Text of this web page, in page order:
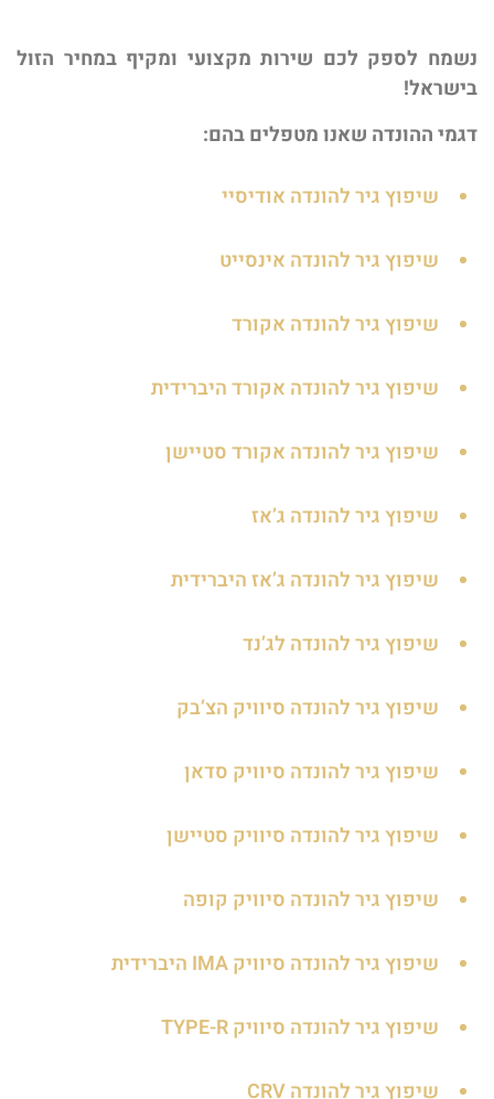
נשמח לספק לכם שירות מקצועי ומקיף במחיר הזול
בישראל!
דגמי ההונדה שאנו מטפלים בהם:
שיפוץ גיר להונדה אודיסיי
שיפוץ גיר להונדה אינסייט
שיפוץ גיר להונדה אקורד
שיפוץ גיר להונדה אקורד היברידית
שיפוץ גיר להונדה אקורד סטיישן
שיפוץ גיר להונדה ג’אז
שיפוץ גיר להונדה ג’אז היברידית
שיפוץ גיר להונדה לג’נד
שיפוץ גיר להונדה סיוויק הצ’בק
שיפוץ גיר להונדה סיוויק סדאן
שיפוץ גיר להונדה סיוויק סטיישן
שיפוץ גיר להונדה סיוויק קופה
שיפוץ גיר להונדה סיוויק IMA היברידית
שיפוץ גיר להונדה סיוויק TYPE-R
שיפוץ גיר להונדה CRV